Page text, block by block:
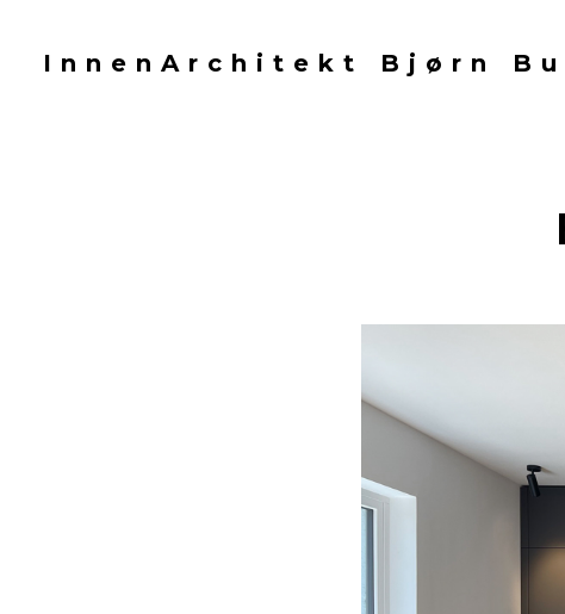
Hauptinhalten
überspringen
InnenArchitekt Bjørn